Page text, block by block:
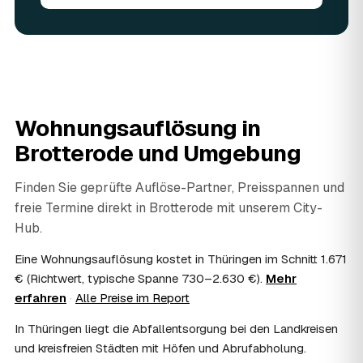
angerechnet — das senkt Ihre Kosten. Brauchbares wird
absetzbar?
In vielen Fällen ja: Als haushaltsnahe Dienstleistung
lassen sich Arbeits- und Fahrtkosten anteilig von der
Steuer absetzen, bei einer Auflösung im Erbfall unter
Umständen als Nachlassverbindlichkeit. Sie erhalten eine
ordentliche Rechnung mit ausgewiesenem Lohnanteil; die
genaue Anrechnung klären Sie mit Ihrem Steuerberater.
09
Muss ich bei der Wohnungsauflösung anwesend
Nicht zwingend. Viele Auflösungen in Brotterode laufen
nach Schlüsselübergabe ohne Sie ab — praktisch, wenn
Sie weiter entfernt wohnen. Sie können aber jederzeit
dabei sein, etwa um Wertsachen oder persönliche
Wohnungsauflösung in
Brotterode und Umgebung
Finden Sie geprüfte Auflöse-Partner, Preisspannen und
freie Termine direkt in Brotterode mit unserem City-
Hub.
Eine Wohnungsauflösung kostet in Thüringen im Schnitt 1.671
€ (Richtwert, typische Spanne 730–2.630 €). Mehr
erfahren · Alle Preise im Report
In Thüringen liegt die Abfallentsorgung bei den Landkreisen
und kreisfreien Städten mit Höfen und Abrufabholung.